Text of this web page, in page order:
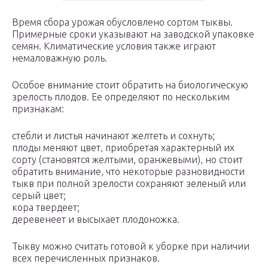
Время сбора урожая обусловлено сортом тыквы.
Примерные сроки указывают на заводской упаковке
семян. Климатические условия также играют
немаловажную роль.
Особое внимание стоит обратить на биологическую
зрелость плодов. Ее определяют по нескольким
признакам:
стебли и листья начинают желтеть и сохнуть;
плоды меняют цвет, приобретая характерный их
сорту (становятся желтыми, оранжевыми), но стоит
обратить внимание, что некоторые разновидности
тыкв при полной зрелости сохраняют зеленый или
серый цвет;
кора твердеет;
деревенеет и высыхает плодоножка.
Тыкву можно считать готовой к уборке при наличии
всех перечисленных признаков.